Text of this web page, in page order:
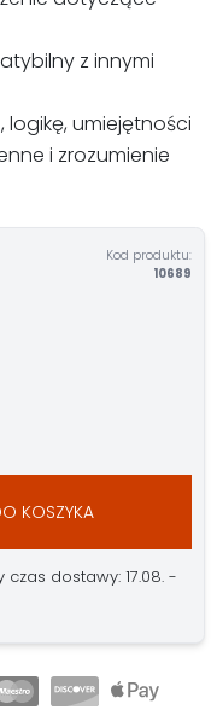
z innymi
logikę, umiejętności
i zrozumienie
Kod produktu:
10689
KOSZYKA
dostawy: 17.08. -